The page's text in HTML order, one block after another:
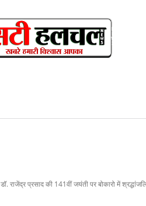
डॉ. राजेंद्र प्रसाद की 141वीं जयंती पर बोकारो में